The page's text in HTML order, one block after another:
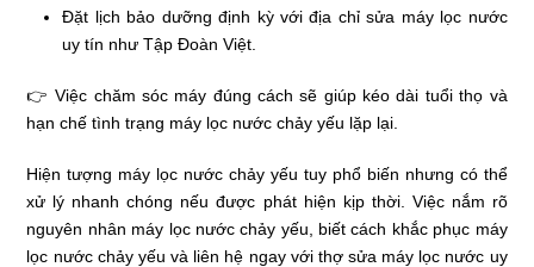
Đặt lịch bảo dưỡng định kỳ với địa chỉ sửa máy lọc nước
uy tín như Tập Đoàn Việt.
👉 Việc chăm sóc máy đúng cách sẽ giúp kéo dài tuổi thọ và
hạn chế tình trạng máy lọc nước chảy yếu lặp lại.
Hiện tượng máy lọc nước chảy yếu tuy phổ biến nhưng có thể
xử lý nhanh chóng nếu được phát hiện kịp thời. Việc nắm rõ
nguyên nhân máy lọc nước chảy yếu, biết cách khắc phục máy
lọc nước chảy yếu và liên hệ ngay với thợ sửa máy lọc nước uy